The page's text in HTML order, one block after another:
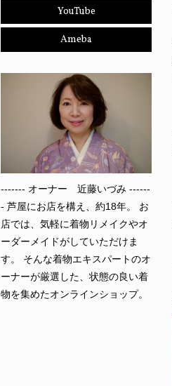
YouTube
Ameba
------- オーナー 近藤いづみ ------
- 芦屋にお店を構え、約18年。 お
店では、気軽に着物リメイクやオ
ーダーメイドがしていただけま
す。 そんな着物エキスパートのオ
ーナーが厳選した、状態の良い着
物を集めたオンラインショップ。